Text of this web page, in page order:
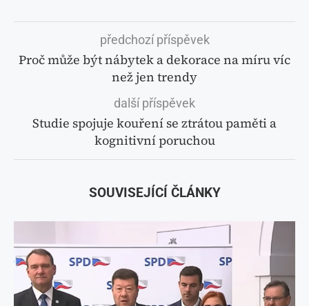
předchozí příspěvek
Proč může být nábytek a dekorace na míru víc
než jen trendy
další příspěvek
Studie spojuje kouření se ztrátou paměti a
kognitivní poruchou
SOUVISEJÍCÍ ČLÁNKY